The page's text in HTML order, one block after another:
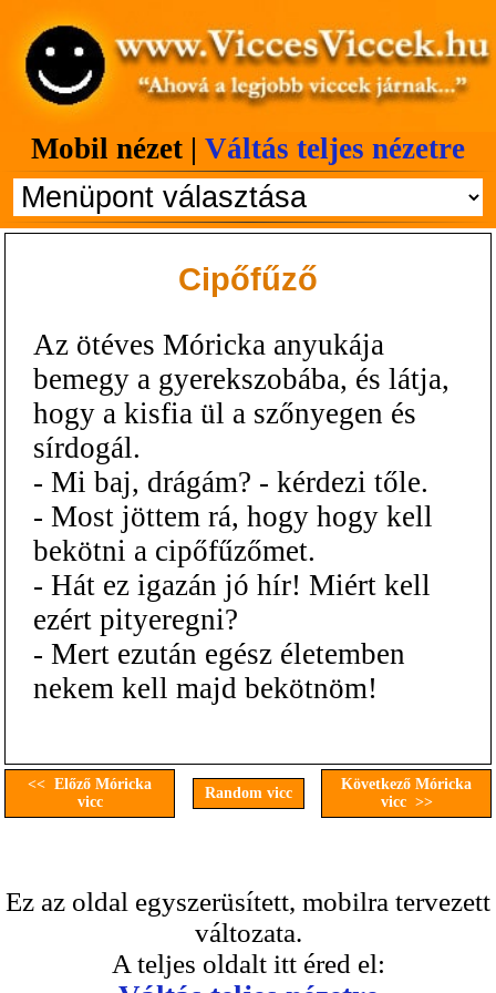
Mobil nézet | Váltás teljes nézetre
Cipőfűző
Az ötéves Móricka anyukája
bemegy a gyerekszobába, és látja,
hogy a kisfia ül a szőnyegen és
sírdogál.
- Mi baj, drágám? - kérdezi tőle.
- Most jöttem rá, hogy hogy kell
bekötni a cipőfűzőmet.
- Hát ez igazán jó hír! Miért kell
ezért pityeregni?
- Mert ezután egész életemben
nekem kell majd bekötnöm!
<< Előző Móricka
vicc
Random vicc
Következő Móricka
vicc >>
Ez az oldal egyszerüsített, mobilra tervezett
változata.
A teljes oldalt itt éred el: